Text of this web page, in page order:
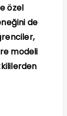
özel
de
modeli